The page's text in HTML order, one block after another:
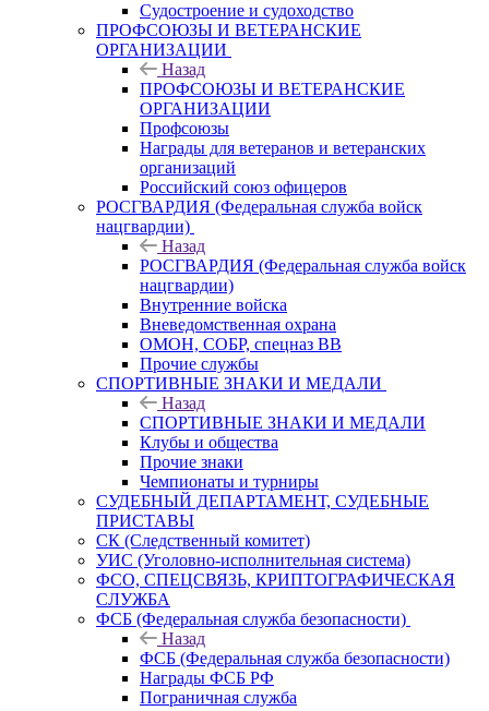
Судостроение и судоходство
ПРОФСОЮЗЫ И ВЕТЕРАНСКИЕ
ОРГАНИЗАЦИИ
Назад
ПРОФСОЮЗЫ И ВЕТЕРАНСКИЕ
ОРГАНИЗАЦИИ
Профсоюзы
Награды для ветеранов и ветеранских
организаций
Российский союз офицеров
РОСГВАРДИЯ (Федеральная служба войск
нацгвардии)
Назад
РОСГВАРДИЯ (Федеральная служба войск
нацгвардии)
Внутренние войска
Вневедомственная охрана
ОМОН, СОБР, спецназ ВВ
Прочие службы
СПОРТИВНЫЕ ЗНАКИ И МЕДАЛИ
Назад
СПОРТИВНЫЕ ЗНАКИ И МЕДАЛИ
Клубы и общества
Прочие знаки
Чемпионаты и турниры
СУДЕБНЫЙ ДЕПАРТАМЕНТ, СУДЕБНЫЕ
ПРИСТАВЫ
СК (Следственный комитет)
УИС (Уголовно-исполнительная система)
ФСО, СПЕЦСВЯЗЬ, КРИПТОГРАФИЧЕСКАЯ
СЛУЖБА
ФСБ (Федеральная служба безопасности)
Назад
ФСБ (Федеральная служба безопасности)
Награды ФСБ РФ
Пограничная служба